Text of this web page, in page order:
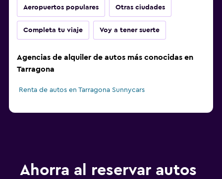
Aeropuertos populares Otras ciudades
Completa tu viaje Voy a tener suerte
Agencias de alquiler de autos más conocidas en
Tarragona
Renta de autos en Tarragona Sunnycars
Ahorra al reservar autos